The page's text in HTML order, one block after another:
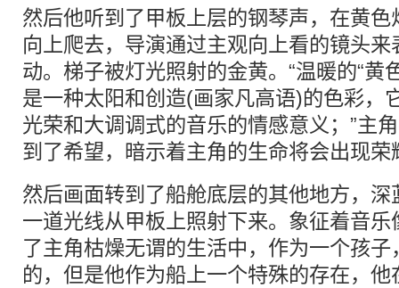
然后他听到了甲板上层的钢琴声，在黄
向上爬去，导演通过主观向上看的镜头
动。梯子被灯光照射的金黄。“温暖的“黄
是一种太阳和创造(画家凡高语)的色彩，
光荣和大调调式的音乐的情感意义；”主
到了希望，暗示着主角的生命将会出现荣
然后画面转到了船舱底层的其他地方，
一道光线从甲板上照射下来。象征着音
了主角枯燥无谓的生活中，作为一个孩
的，但是他作为船上一个特殊的存在，